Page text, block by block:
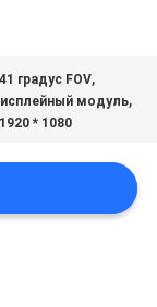
градус FOV,
модуль,
* 1080